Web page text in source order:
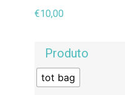
€10,00
Produto
tot bag